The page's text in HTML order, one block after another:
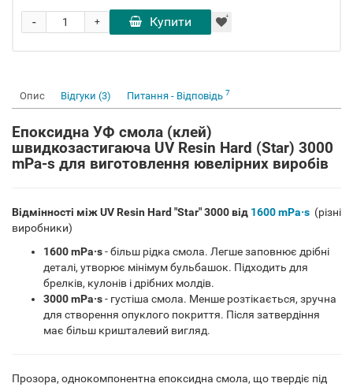
+
- Купити
Опис Відгуки (3) Питання - Відповідь 7
Епоксидна УФ смола (клей)
швидкозастигаюча UV Resin Hard (Star) 3000
mPa-s для виготовлення ювелірних виробів
Відмінності між UV Resin Hard "Star" 3000 від 1600 mPa·s (різні
виробники)
1600 mPa·s- більш рідка смола. Легше заповнює дрібні
деталі, утворює мінімум бульбашок. Підходить для
брелків, кулонів і дрібних молдів.
3000 mPa·s- густіша смола. Менше розтікається, зручна
для створення опуклого покриття. Після затвердіння
має більш кришталевий вигляд.
Прозора, однокомпонентна епоксидна смола, що твердіє під